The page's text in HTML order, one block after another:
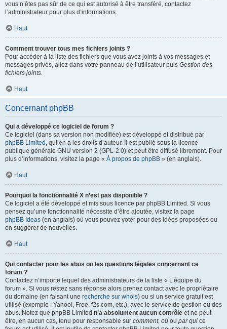
vous n’êtes pas sûr de ce qui est autorisé à être transféré, contactez
l’administrateur pour plus d’informations.
Haut
Comment trouver tous mes fichiers joints ?
Pour accéder à la liste des fichiers que vous avez joints à vos messages et
messages privés, allez dans votre panneau de l’utilisateur puis Gestion des
fichiers joints.
Haut
Concernant phpBB
Qui a développé ce logiciel de forum ?
Ce logiciel (dans sa version non modifiée) est développé et distribué par
phpBB Limited , qui en a les droits d’auteur. Il est publié sous la licence
publique générale GNU version 2 (GPL-2.0) et peut être diffusé librement. Pour
plus d’informations, visitez la page « À propos de phpBB » (en anglais).
Haut
Pourquoi la fonctionnalité X n’est pas disponible ?
Ce logiciel a été développé et mis sous licence par phpBB Limited. Si vous
pensez qu’une fonctionnalité nécessite d’être ajoutée, visitez la page
phpBB Ideas (en anglais) où vous pouvez voter pour des idées proposées ou
en suggérer de nouvelles.
Haut
Qui contacter pour les abus ou les questions légales concernant ce
forum ?
Contactez n’importe lequel des administrateurs de la liste « L’équipe du
forum ». Si vous restez sans réponse alors prenez contact avec le propriétaire
du domaine (en faisant une recherche sur whois) ou si un service gratuit est
utilisé (exemple : Yahoo!, Free, f2s.com, etc.), avec le service de gestion ou des
abus. Notez que phpBB Limited n’a absolument aucun contrôle et ne peut
être, en aucun cas, tenu pour responsable sur comment, où ou par qui ce